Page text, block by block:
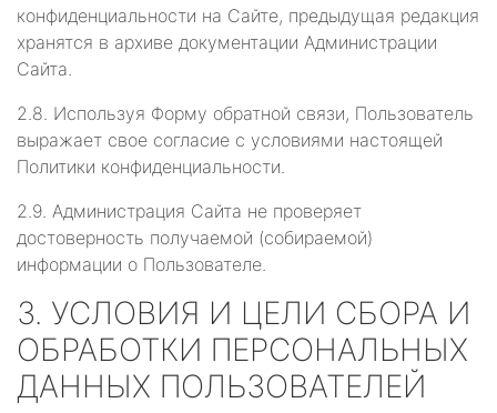
конфиденциальности на Сайте, предыдущая редакция
хранятся в архиве документации Администрации
Сайта.
2.8. Используя Форму обратной связи, Пользователь
выражает свое согласие с условиями настоящей
Политики конфиденциальности.
2.9. Администрация Сайта не проверяет
достоверность получаемой (собираемой)
информации о Пользователе.
3. УСЛОВИЯ И ЦЕЛИ СБОРА И
ОБРАБОТКИ ПЕРСОНАЛЬНЫХ
ДАННЫХ ПОЛЬЗОВАТЕЛЕЙ